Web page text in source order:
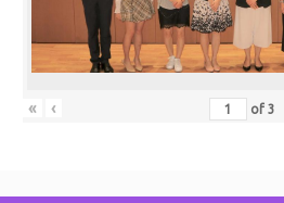
« ‹ of3